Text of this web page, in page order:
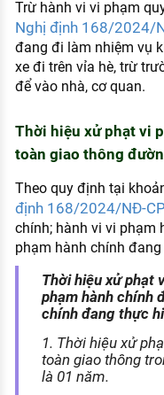
Trừ hành vi vi phạm
Nghị định 168/2024/
đang đi làm nhiệm vụ
xe đi trên vỉa hè, trừ
để vào nhà, cơ quan.
Thời hiệu xử phạt vi
toàn giao thông
Theo quy định tại
định 168/2024/NĐ-CP
chính; hành vi vi phạm
phạm hành chính
Thời hiệu xử phạt
phạm hành chính
chính đang thực
1. Thời hiệu xử
toàn giao thông
là 01 năm.